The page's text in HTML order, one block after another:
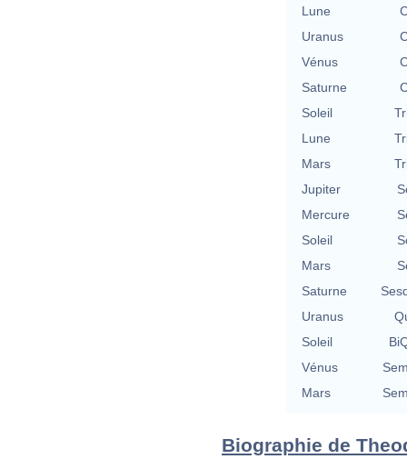
Lune
Uranus
Vénus
Saturne
Soleil
Lune
Mars
Jupiter
Mercure
Soleil
Mars
Saturne
Uranus
Soleil
Vénus
Mars
Biographie de